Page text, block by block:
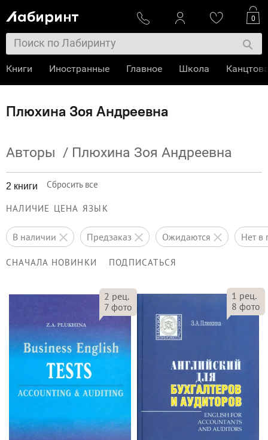
Плюхина Зоя Андреевна
Авторы / Плюхина Зоя Андреевна
2 книги Сбросить все
НАЛИЧИЕ ЦЕНА ЯЗЫК
в наличии предзаказ ожидаются нет
СНАЧАЛА НОВИНКИ ПОДПИСАТЬСЯ
2 рец.
7 фото
1 рец.
8 фото
0
Книги Иностранные Главное Школа